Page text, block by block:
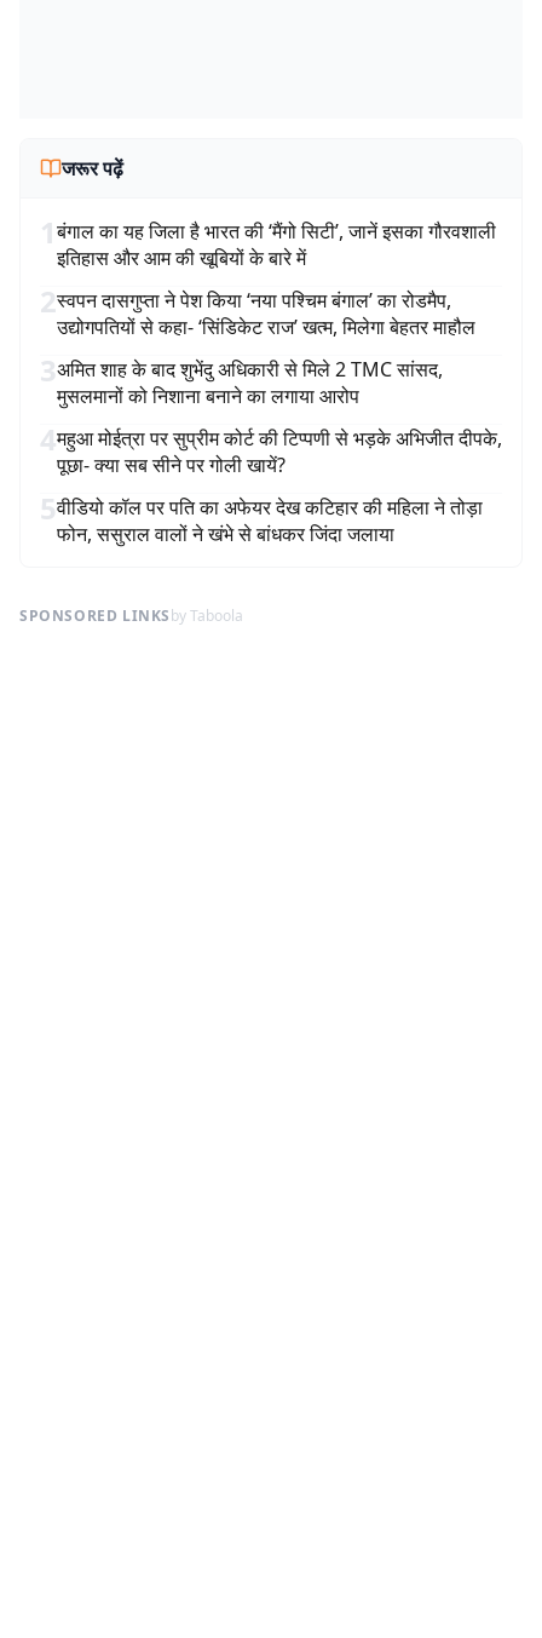
जरूर पढ़ें
1बंगाल का यह जिला है भारत की ‘मैंगो सिटी’, जानें इसका गौरवशाली
इतिहास और आम की खूबियों के बारे में
2स्वपन दासगुप्ता ने पेश किया ‘नया पश्चिम बंगाल’ का रोडमैप,
उद्योगपतियों से कहा- ‘सिंडिकेट राज’ खत्म, मिलेगा बेहतर माहौल
3अमित शाह के बाद शुभेंदु अधिकारी से मिले 2 TMC सांसद,
मुसलमानों को निशाना बनाने का लगाया आरोप
4महुआ मोईत्रा पर सुप्रीम कोर्ट की टिप्पणी से भड़के अभिजीत दीपके,
पूछा- क्या सब सीने पर गोली खायें?
5वीडियो कॉल पर पति का अफेयर देख कटिहार की महिला ने तोड़ा
फोन, ससुराल वालों ने खंभे से बांधकर जिंदा जलाया
SPONSORED LINKSby Taboola